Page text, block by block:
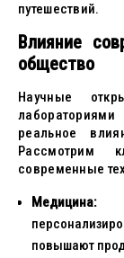
путешествий.
Влияние
общество
Научные
реальное
Рассмотрим
современные
Медицина:
повышают